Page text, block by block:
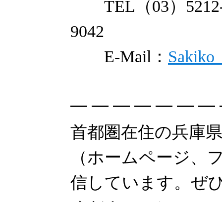
TEL（03）5212-
9042
E-Mail：
━ ━ ━ ━ ━ ━ ━
首都圏在住の兵庫
（ホームページ、
信しています。ぜ